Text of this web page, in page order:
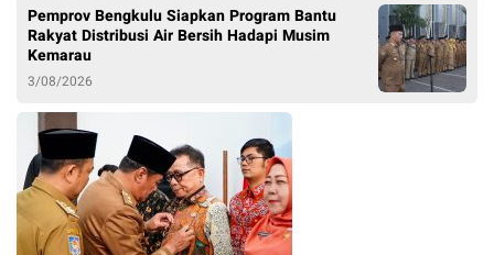
Pemprov Bengkulu Siapkan Program Bantu
Rakyat Distribusi Air Bersih Hadapi Musim
Kemarau
3/08/2026